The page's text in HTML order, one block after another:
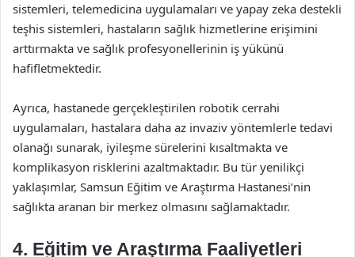
sistemleri, telemedicina uygulamaları ve yapay zeka destekli
teşhis sistemleri, hastaların sağlık hizmetlerine erişimini
arttırmakta ve sağlık profesyonellerinin iş yükünü
hafifletmektedir.
Ayrıca, hastanede gerçekleştirilen robotik cerrahi
uygulamaları, hastalara daha az invaziv yöntemlerle tedavi
olanağı sunarak, iyileşme sürelerini kısaltmakta ve
komplikasyon risklerini azaltmaktadır. Bu tür yenilikçi
yaklaşımlar, Samsun Eğitim ve Araştırma Hastanesi’nin
sağlıkta aranan bir merkez olmasını sağlamaktadır.
4. Eğitim ve Araştırma Faaliyetleri